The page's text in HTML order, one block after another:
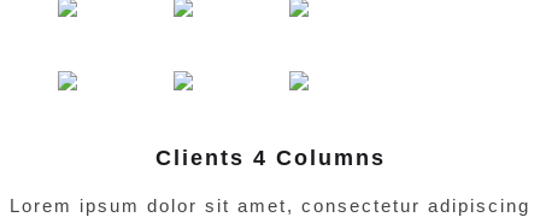
Clients 4 Columns
Lorem ipsum dolor sit amet, consectetur adipiscing